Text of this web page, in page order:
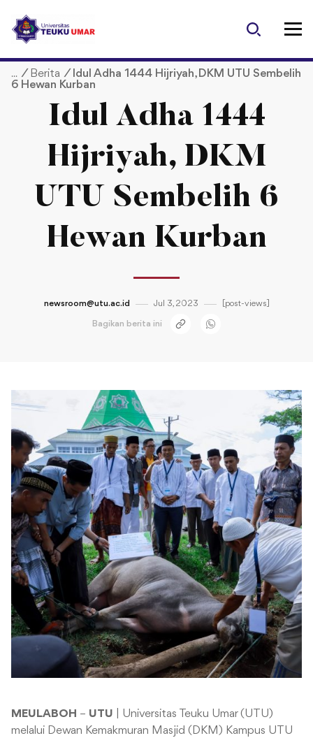
p
/ Berita / Idul Adha 1444 Hijriyah, DKM UTU Sembelih
6 Hewan Kurban
Idul Adha 1444
Hijriyah, DKM
UTU Sembelih 6
Hewan Kurban
newsroom@utu.ac.id Jul 3, 2023 [post-views]
Bagikan berita ini
MEULABOH – UTU | Universitas Teuku Umar (UTU)
melalui Dewan Kemakmuran Masjid (DKM) Kampus UTU